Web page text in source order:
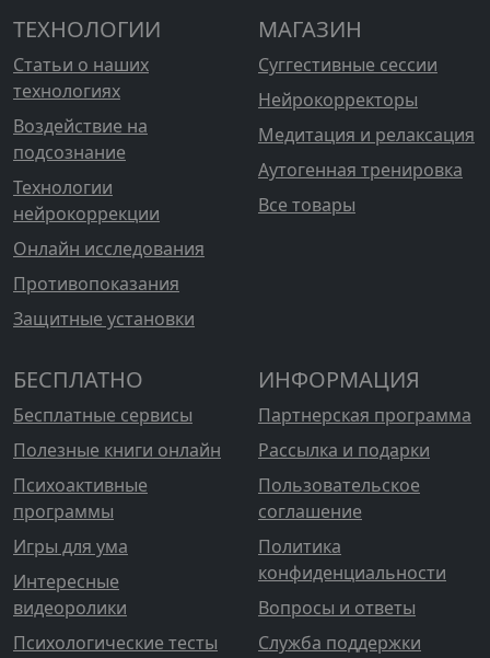
ТЕХНОЛОГИИ
Статьи о наших
технологиях
Воздействие на
подсознание
Технологии
нейрокоррекции
Онлайн исследования
Противопоказания
Защитные установки
МАГАЗИН
Суггестивные сессии
Нейрокорректоры
Медитация и релаксация
Аутогенная тренировка
Все товары
БЕСПЛАТНО
Бесплатные сервисы
Полезные книги онлайн
Психоактивные
программы
Игры для ума
Интересные
видеоролики
Психологические тесты
ИНФОРМАЦИЯ
Партнерская программа
Рассылка и подарки
Пользовательское
соглашение
Политика
конфиденциальности
Вопросы и ответы
Служба поддержки